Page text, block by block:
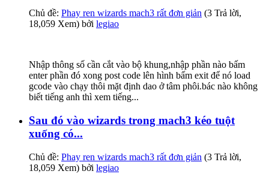
Chủ đề: Phay ren wizards mach3 rất đơn giản (3 Trả lời,
18,059 Xem) bởi legiao
Nhập thông số cần cắt vào bộ khung,nhập phần nào bấm
enter phần đó xong post code lên hình bấm exit để nó load
gcode vào chạy thôi mặt định dao ở tâm phôi.bác nào không
biết tiếng anh thì xem tiếng...
Sau đó vào wizards trong mach3 kéo tuột
xuống có...
Chủ đề: Phay ren wizards mach3 rất đơn giản (3 Trả lời,
18,059 Xem) bởi legiao